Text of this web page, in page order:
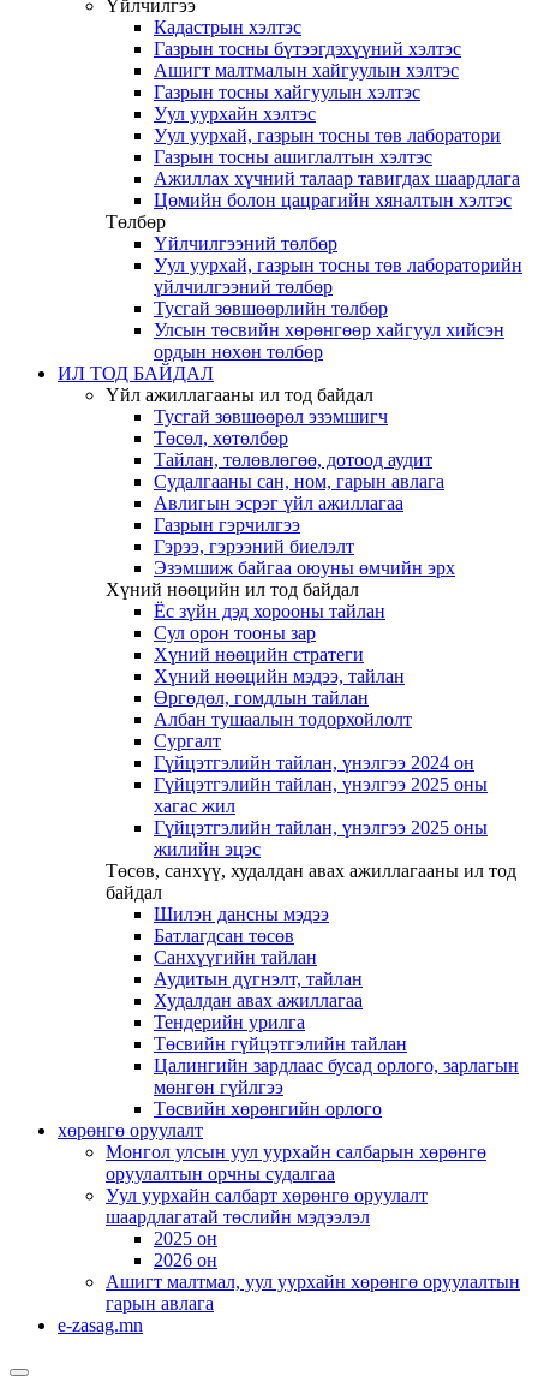
Үйлчилгээ
Кадастрын хэлтэс
Газрын тосны бүтээгдэхүүний хэлтэс
Ашигт малтмалын хайгуулын хэлтэс
Газрын тосны хайгуулын хэлтэс
Уул уурхайн хэлтэс
Уул уурхай, газрын тосны төв лаборатори
Газрын тосны ашиглалтын хэлтэс
Ажиллах хүчний талаар тавигдах шаардлага
Цөмийн болон цацрагийн хяналтын хэлтэс
Төлбөр
Үйлчилгээний төлбөр
Уул уурхай, газрын тосны төв лабораторийн
үйлчилгээний төлбөр
Тусгай зөвшөөрлийн төлбөр
Улсын төсвийн хөрөнгөөр хайгуул хийсэн
ордын нөхөн төлбөр
ИЛ ТОД БАЙДАЛ
Үйл ажиллагааны ил тод байдал
Тусгай зөвшөөрөл эзэмшигч
Төсөл, хөтөлбөр
Тайлан, төлөвлөгөө, дотоод аудит
Судалгааны сан, ном, гарын авлага
Авлигын эсрэг үйл ажиллагаа
Газрын гэрчилгээ
Гэрээ, гэрээний биелэлт
Эзэмшиж байгаа оюуны өмчийн эрх
Хүний нөөцийн ил тод байдал
Ёс зүйн дэд хорооны тайлан
Сул орон тооны зар
Хүний нөөцийн стратеги
Хүний нөөцийн мэдээ, тайлан
Өргөдөл, гомдлын тайлан
Албан тушаалын тодорхойлолт
Сургалт
Гүйцэтгэлийн тайлан, үнэлгээ 2024 он
Гүйцэтгэлийн тайлан, үнэлгээ 2025 оны
хагас жил
Гүйцэтгэлийн тайлан, үнэлгээ 2025 оны
жилийн эцэс
Төсөв, санхүү, худалдан авах ажиллагааны ил тод
байдал
Шилэн дансны мэдээ
Батлагдсан төсөв
Санхүүгийн тайлан
Аудитын дүгнэлт, тайлан
Худалдан авах ажиллагаа
Тендерийн урилга
Төсвийн гүйцэтгэлийн тайлан
Цалингийн зардлаас бусад орлого, зарлагын
мөнгөн гүйлгээ
Төсвийн хөрөнгийн орлого
хөрөнгө оруулалт
Монгол улсын уул уурхайн салбарын хөрөнгө
оруулалтын орчны судалгаа
Уул уурхайн салбарт хөрөнгө оруулалт
шаардлагатай төслийн мэдээлэл
2025 он
2026 он
Ашигт малтмал, уул уурхайн хөрөнгө оруулалтын
гарын авлага
e-zasag.mn